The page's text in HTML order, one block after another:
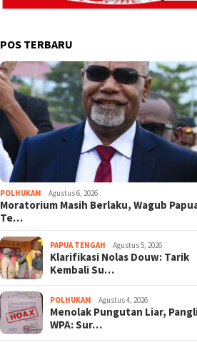
POS TERBARU
POLHUKAM Agustus 6, 2026
Moratorium Masih Berlaku, Wagub
Te…
PAPUA TENGAH Agustus 5, 2026
Klarifikasi Nolas Douw: Tarik
Kembali Su…
POLHUKAM Agustus 4, 2026
Menolak Pungutan Liar,
WPA: Sur…